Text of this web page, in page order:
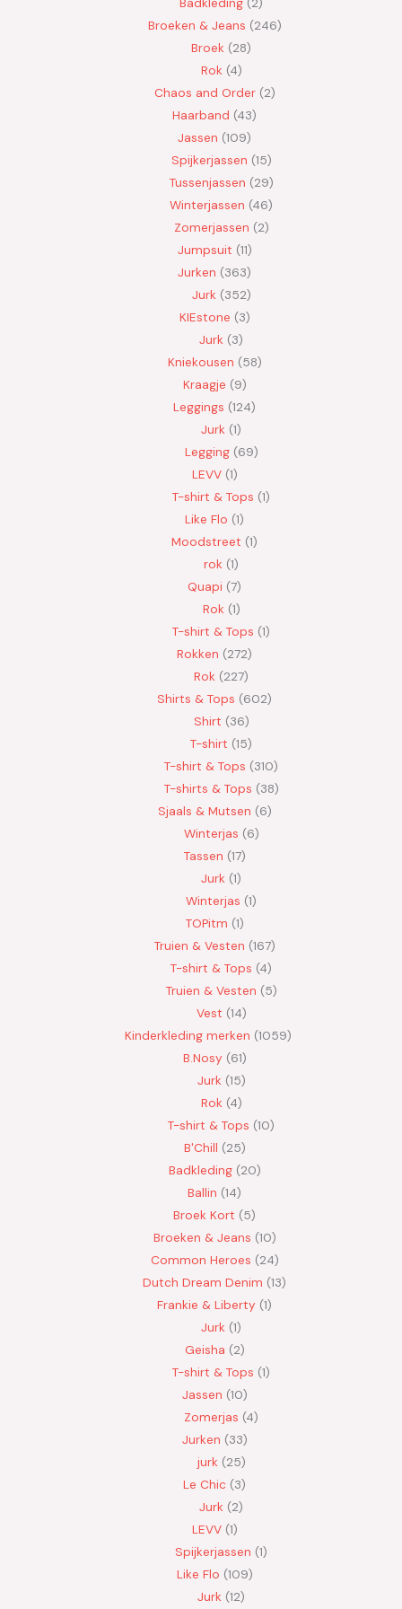
Broeken & Jeans 246
Broek 28
Rok 4
Chaos and Order 2
Haarband 43
Jassen 109
Spijkerjassen 15
Tussenjassen 29
Winterjassen 46
Zomerjassen 2
Jumpsuit 11
Jurken 363
Jurk 352
KIEstone 3
Jurk 3
Kniekousen 58
Kraagje 9
Leggings 124
Jurk 1
Legging 69
LEVV 1
T-shirt & Tops 1
Like Flo 1
Moodstreet 1
rok 1
Quapi 7
Rok 1
T-shirt & Tops 1
Rokken 272
Rok 227
Shirts & Tops 602
Shirt 36
T-shirt 15
T-shirt & Tops 310
T-shirts & Tops 38
Sjaals & Mutsen 6
Winterjas 6
Tassen 17
Jurk 1
Winterjas 1
TOPitm 1
Truien & Vesten 167
T-shirt & Tops 4
Truien & Vesten 5
Vest 14
Kinderkleding merken 1059
B.Nosy 61
Jurk 15
Rok 4
T-shirt & Tops 10
B'Chill 25
Badkleding 20
Ballin 14
Broek Kort 5
Broeken & Jeans 10
Common Heroes 24
Dutch Dream Denim 13
Frankie & Liberty 1
Jurk 1
Geisha 2
T-shirt & Tops 1
Jassen 10
Zomerjas 4
Jurken 33
jurk 25
Le Chic 3
Jurk 2
LEVV 1
Spijkerjassen 1
Like Flo 109
Jurk 12